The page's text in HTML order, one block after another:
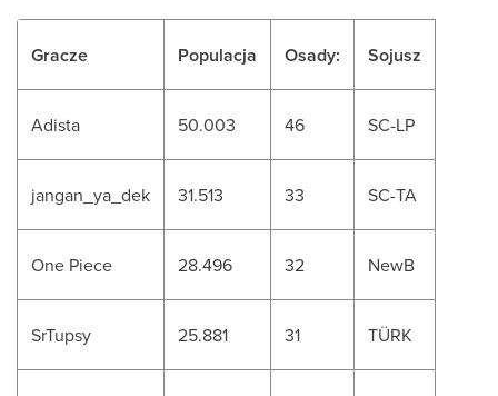
Gracze Populacja Osady: Sojusz
Adista 50.003 46 SC-LP
jangan_ya_dek 31.513 33 SC-TA
One Piece 28.496 32 NewB
SrTupsy 25.881 31 TÜRK